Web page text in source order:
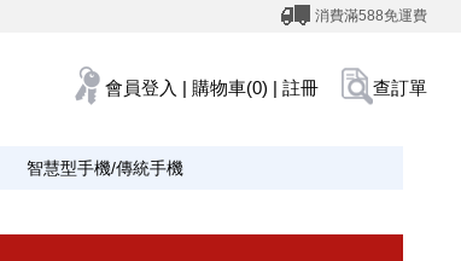
消費滿588免運費
會員登入 | 購物車(0) | 註冊 查訂單
智慧型手機/傳統手機